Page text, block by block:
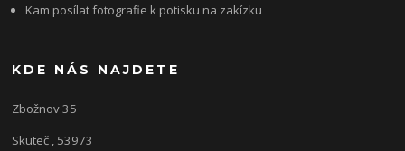
Kam posílat fotografie k potisku na zakízku
KDE NÁS NAJDETE
Zbožnov 35
Skuteč , 53973